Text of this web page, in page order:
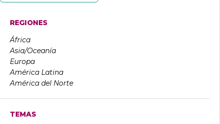
REGIONES
África
Asia/Oceanía
Europa
América Latina
América del Norte
TEMAS